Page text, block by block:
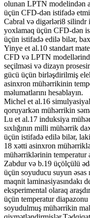
olunan LPTN modelindən
üçün CFD-dən istifadə
Cabral və digərləri8 silindr
yoxlamaq üçün CFD-dən
üçün istifadə edilə bilər,
Yinye et al.10 standart
CFD və LPTN
seçilməsi və dizayn
gücü üçün birləşdirilmiş
asinxron mühərrikinin
məlumatlarını hesablayın.
Michel et al.16
qoruyarkən mühərrikin
Lu et al.17 induksiya
sıxlığının milli mühərrik
üçün istifadə edilə bilər,
18 xətti asinxron
mühərriklərinin temperatur
Zabdur və b.19 üçölçülü
üçün soyuducu suyun
maqnit laminasiyasındakı
eksperimental olaraq
üçün temperatur
soyudulmuş mühərrikin